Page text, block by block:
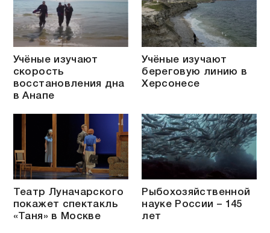
Учёные изучают
скорость
восстановления дна
в Анапе
Учёные изучают
береговую линию в
Херсонесе
Театр Луначарского
покажет спектакль
«Таня» в Москве
Рыбохозяйственной
науке России – 145
лет